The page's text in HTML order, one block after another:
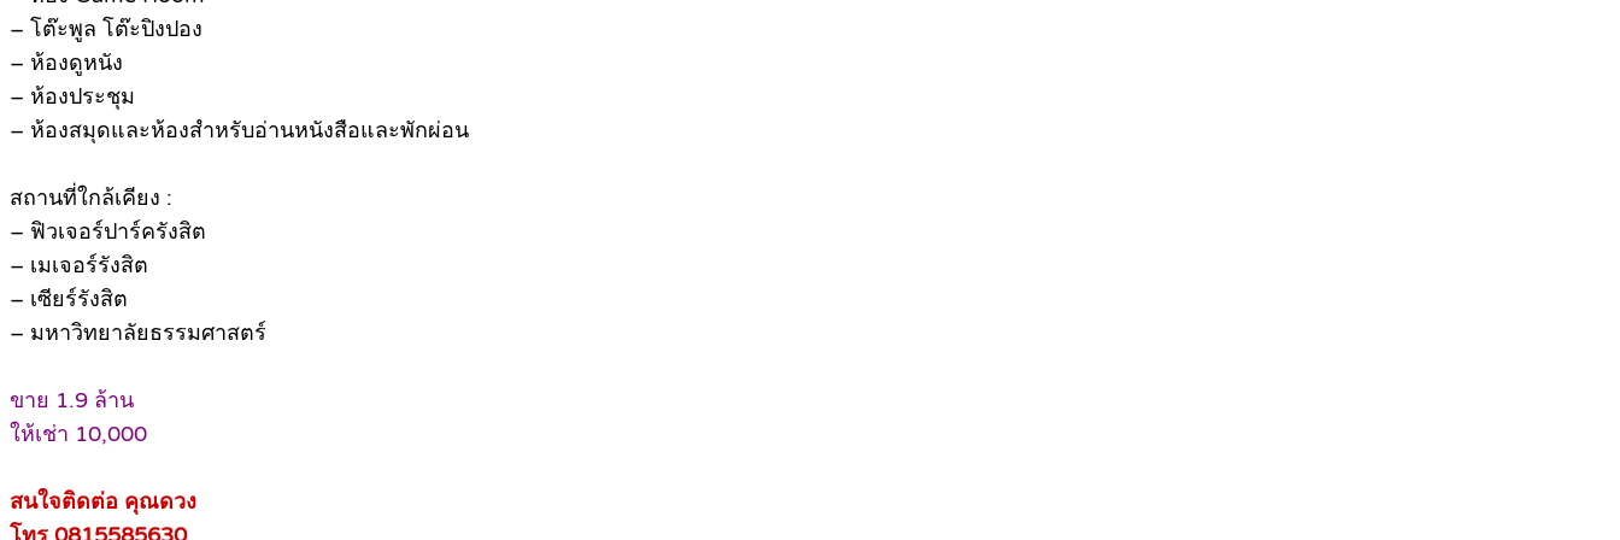
– โต๊ะพูล โต๊ะปิงปอง
– ห้องดูหนัง
– ห้องประชุม
– ห้องสมุดและห้องสำหรับอ่านหนังสือและพักผ่อน
สถานที่ใกล้เคียง :
– ฟิวเจอร์ปาร์ครังสิต
– เมเจอร์รังสิต
– เซียร์รังสิต
– มหาวิทยาลัยธรรมศาสตร์
ขาย 1.9 ล้าน
ให้เช่า 10,000
สนใจติดต่อ คุณดวง